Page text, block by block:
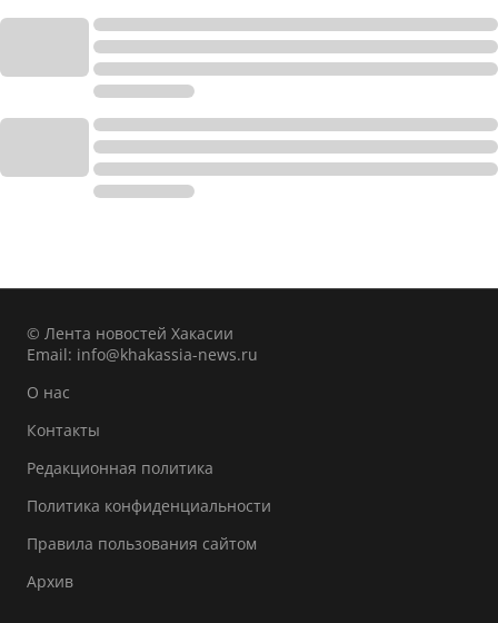
© Лента новостей Хакасии
Email: info@khakassia-news.ru
О нас
Контакты
Редакционная политика
Политика конфиденциальности
Правила пользования сайтом
Архив